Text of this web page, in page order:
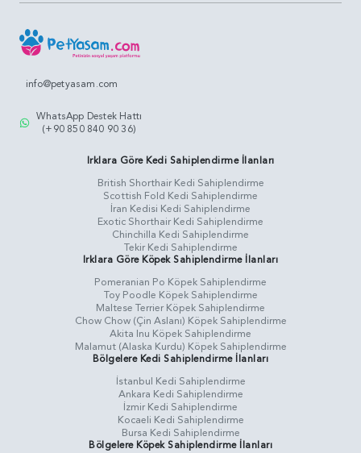
info@petyasam.com
WhatsApp Destek Hattı
(+90 850 840 90 36)
Irklara Göre Kedi Sahiplendirme İlanları
British Shorthair Kedi Sahiplendirme
Scottish Fold Kedi Sahiplendirme
İran Kedisi Kedi Sahiplendirme
Exotic Shorthair Kedi Sahiplendirme
Chinchilla Kedi Sahiplendirme
Tekir Kedi Sahiplendirme
Irklara Göre Köpek Sahiplendirme İlanları
Pomeranian Po Köpek Sahiplendirme
Toy Poodle Köpek Sahiplendirme
Maltese Terrier Köpek Sahiplendirme
Chow Chow (Çin Aslanı) Köpek Sahiplendirme
Akita Inu Köpek Sahiplendirme
Malamut (Alaska Kurdu) Köpek Sahiplendirme
Bölgelere Kedi Sahiplendirme İlanları
İstanbul Kedi Sahiplendirme
Ankara Kedi Sahiplendirme
İzmir Kedi Sahiplendirme
Kocaeli Kedi Sahiplendirme
Bursa Kedi Sahiplendirme
Bölgelere Köpek Sahiplendirme İlanları